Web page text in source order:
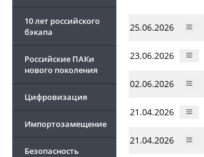
10 лет российского
бэкапа
Российские ПАКи
нового поколения
Цифровизация
Импортозамещение
Безопасность
25.06.2026
23.06.2026
02.06.2026
21.04.2026
21.04.2026